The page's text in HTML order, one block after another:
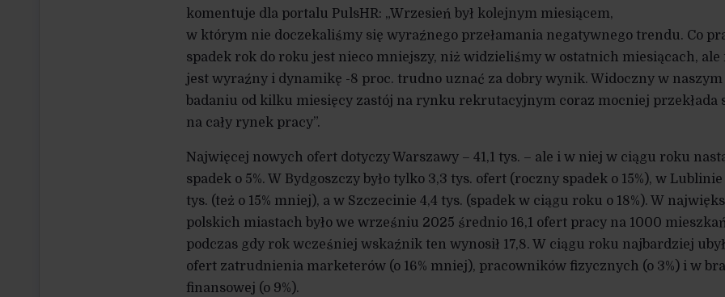
komentuje dla portalu PulsHR: „Wrzesień był kolejnym miesiącem,
w którym nie doczekaliśmy się wyraźnego przełamania negatywnego trendu. Co
spadek rok do roku jest nieco mniejszy, niż widzieliśmy w ostatnich miesiącach, ale
jest wyraźny i dynamikę -8 proc. trudno uznać za dobry wynik. Widoczny w naszym
badaniu od kilku miesięcy zastój na rynku rekrutacyjnym coraz mocniej przekłada
na cały rynek pracy”.
Najwięcej nowych ofert dotyczy Warszawy – 41,1 tys. – ale i w niej w ciągu roku
spadek o 5%. W Bydgoszczy było tylko 3,3 tys. ofert (roczny spadek o 15%), w Lublinie
tys. (też o 15% mniej), a w Szczecinie 4,4 tys. (spadek w ciągu roku o 18%). W
polskich miastach było we wrześniu 2025 średnio 16,1 ofert pracy na 1000
podczas gdy rok wcześniej wskaźnik ten wynosił 17,8. W ciągu roku najbardziej
ofert zatrudnienia marketerów (o 16% mniej), pracowników fizycznych (o 3%) i w
finansowej (o 9%).